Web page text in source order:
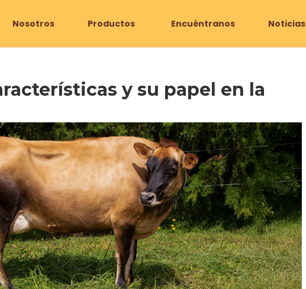
Nosotros Productos Encuéntranos Noticias
y su papel en la